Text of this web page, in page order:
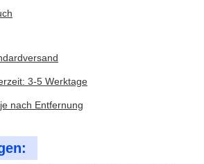
3-5 Werktage
nach Entfernung